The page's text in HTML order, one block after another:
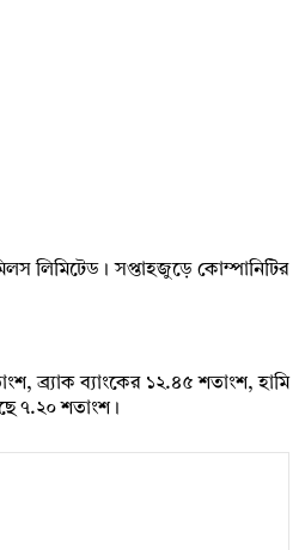
লিমিটেড। সপ্তাহজুড়ে কোম্পানিটির
ব্র্যাক ব্যাংকের ১২.৪৫ শতাংশ, হামি
৭.২০ শতাংশ।